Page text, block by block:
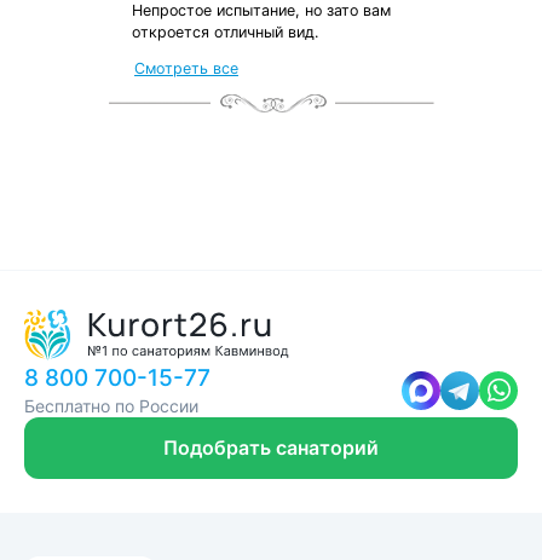
Непростое испытание, но зато вам
откроется отличный вид.
Смотреть все
8 800 700-15-77
Бесплатно по России
Подобрать санаторий